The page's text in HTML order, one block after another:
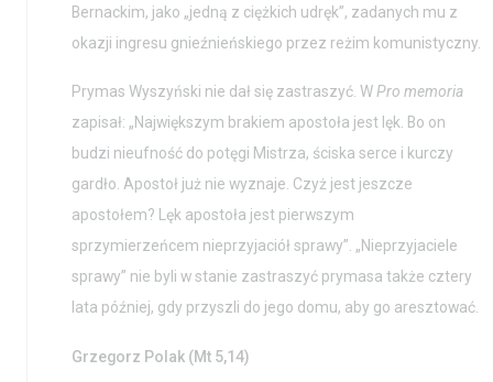
Bernackim, jako „jedną z ciężkich udręk”, zadanych mu z
okazji ingresu gnieźnieńskiego przez reżim komunistyczny.
Prymas Wyszyński nie dał się zastraszyć. WPro memoria
zapisał: „Największym brakiem apostoła jest lęk. Bo on
budzi nieufność do potęgi Mistrza, ściska serce i kurczy
gardło. Apostoł już nie wyznaje. Czyż jest jeszcze
apostołem? Lęk apostoła jest pierwszym
sprzymierzeńcem nieprzyjaciół sprawy”. „Nieprzyjaciele
sprawy” nie byli w stanie zastraszyć prymasa także cztery
lata później, gdy przyszli do jego domu, aby go aresztować.
Grzegorz Polak (Mt 5,14)